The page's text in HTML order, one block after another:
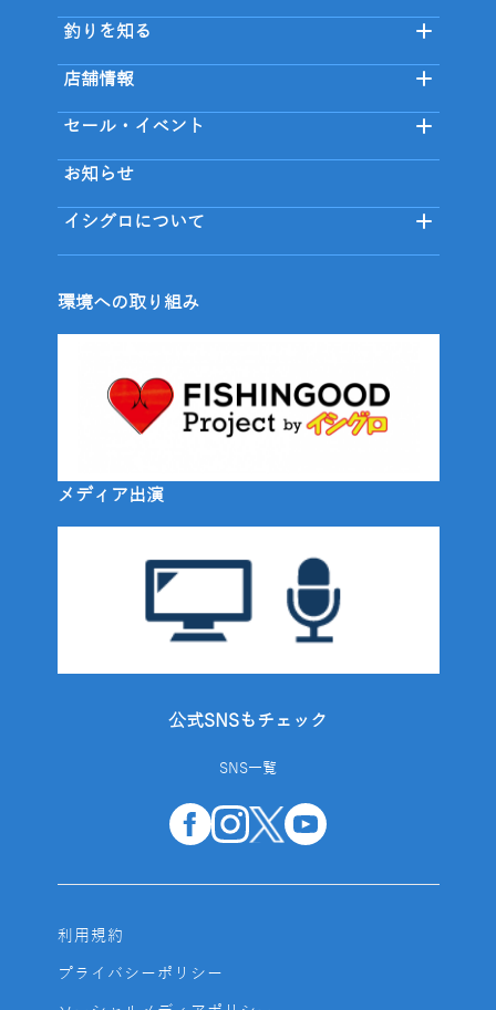
釣りを知る
店舗情報
セール・イベント
お知らせ
イシグロについて
環境への取り組み
メディア出演
公式SNSもチェック
SNS一覧
利用規約
プライバシーポリシー